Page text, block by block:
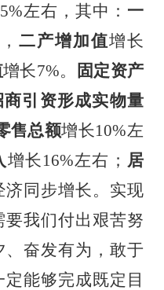
左右，其中： 一
二产增加值增长
增长7%。
固定资产
商引资形成实物量
售总额增长10%左
增长 1 6%左右； 居
济同步增长。实现
要我们付出艰苦努
奋发有为，敢于
能够完成既定目